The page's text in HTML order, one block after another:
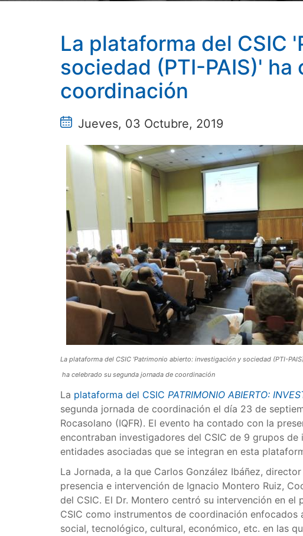
La plataforma del CSIC
sociedad (PTI-PAIS)'
coordinación
Jueves, 03 Octubre, 2019
La plataforma del CSIC 'Patrimonio abierto: investigación y sociedad (PTI-PAIS)
ha celebrado su segunda jornada de coordinación
La plataforma del CSIC PATRIMONIO ABIERTO:
segunda jornada de coordinación el día 23 de
Rocasolano (IQFR). El evento ha contado con la
encontraban investigadores del CSIC de 9 grupos
entidades asociadas que se integran en esta
La Jornada, a la que Carlos González Ibáñez,
presencia e intervención de Ignacio Montero Ruiz,
del CSIC. El Dr. Montero centró su intervención en
CSIC como instrumentos de coordinación
social, tecnológico, cultural, económico, etc. en las